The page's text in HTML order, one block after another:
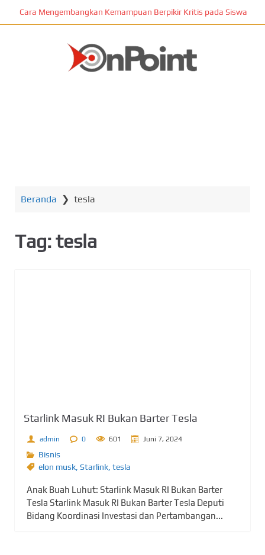
Cara Mengembangkan Kemampuan Berpikir Kritis pada Siswa
Beranda ❯ tesla
Tag:tesla
Starlink Masuk RI Bukan Barter Tesla
admin 0 601 Juni 7, 2024
Bisnis
elon musk, Starlink, tesla
Anak Buah Luhut: Starlink Masuk RI Bukan Barter
Tesla Starlink Masuk RI Bukan Barter Tesla Deputi
Bidang Koordinasi Investasi dan Pertambangan...